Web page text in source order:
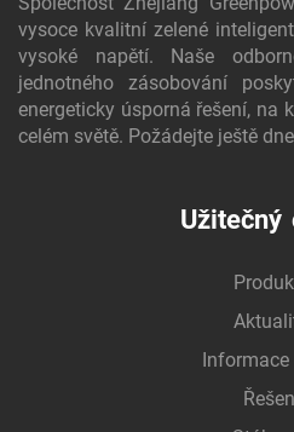
vysoce kvalitní zelené
vysoké napětí. Naše
jednotného zásobování
energeticky úsporná řešení, na
celém světě. Požádejte ještě
Užitečný
Informace